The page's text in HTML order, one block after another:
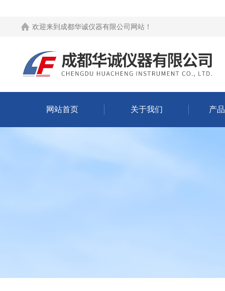
欢迎来到 成都华诚仪器有限公司网站 ！
网站首页 关于我们 产